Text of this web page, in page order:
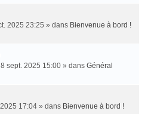
2025 23:25 » dans Bienvenue à bord !
sept. 2025 15:00 » dans Général
17:04 » dans Bienvenue à bord !